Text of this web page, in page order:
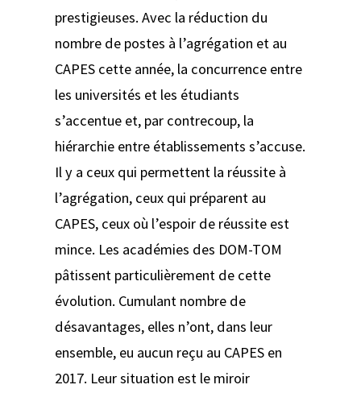
prestigieuses. Avec la réduction du
nombre de postes à l’agrégation et au
CAPES cette année, la concurrence entre
les universités et les étudiants
s’accentue et, par contrecoup, la
hiérarchie entre établissements s’accuse.
Il y a ceux qui permettent la réussite à
l’agrégation, ceux qui préparent au
CAPES, ceux où l’espoir de réussite est
mince. Les académies des DOM-TOM
pâtissent particulièrement de cette
évolution. Cumulant nombre de
désavantages, elles n’ont, dans leur
ensemble, eu aucun reçu au CAPES en
2017. Leur situation est le miroir